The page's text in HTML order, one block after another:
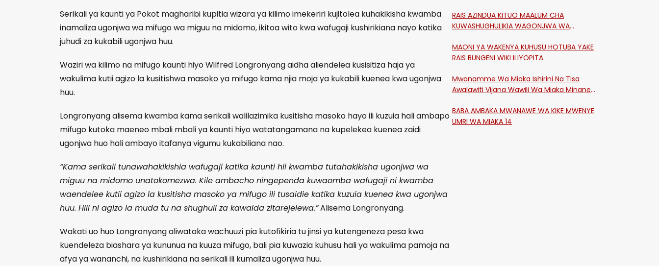
Serikali ya kaunti ya Pokot magharibi kupitia wizara ya kilimo imekeriri kujitolea kuhakikisha kwamba
inamaliza ugonjwa wa mifugo wa miguu na midomo, ikitoa wito kwa wafugaji kushirikiana nayo katika
juhudi za kukabili ugonjwa huu.
Waziri wa kilimo na mifugo kaunti hiyo Wilfred Longronyang aidha aliendelea kusisitiza haja ya
wakulima kutii agizo la kusitishwa masoko ya mifugo kama njia moja ya kukabili kuenea kwa ugonjwa
huu.
Longronyang alisema kwamba kama serikali walilazimika kusitisha masoko hayo ili kuzuia hali ambapo
mifugo kutoka maeneo mbali mbali ya kaunti hiyo watatangamana na kupelekea kuenea zaidi
ugonjwa huo hali ambayo itafanya vigumu kukabiliana nao.
“Kama serikali tunawahakikishia wafugaji katika kaunti hii kwamba tutahakikisha ugonjwa wa
miguu na midomo unatokomezwa. Kile ambacho ningependa kuwaomba wafugaji ni kwamba
waendelee kutii agizo la kusitisha masoko ya mifugo ili tusaidie katika kuzuia kuenea kwa ugonjwa
huu. Hili ni agizo la muda tu na shughuli za kawaida zitarejelewa.”Alisema Longronyang.
Wakati uo huo Longronyang aliwataka wachuuzi pia kutofikiria tu jinsi ya kutengeneza pesa kwa
kuendeleza biashara ya kununua na kuuza mifugo, bali pia kuwazia kuhusu hali ya wakulima pamoja na
afya ya wananchi, na kushirikiana na serikali ili kumaliza ugonjwa huu.
RAIS AZINDUA KITUO MAALUM CHA
KUWASHUGHULIKIA WAGONJWA WA
MAONI YA WAKENYA KUHUSU HOTUBA YAKE
RAIS BUNGENI WIKI ILIYOPITA
Mwanamme Wa Miaka Ishirini Na Tisa
Awalawiti Vijana Wawili Wa Miaka Minane
Shikangania, Kakamega
BABA AMBAKA MWANAWE WA KIKE MWENYE
UMRI WA MIAKA 14